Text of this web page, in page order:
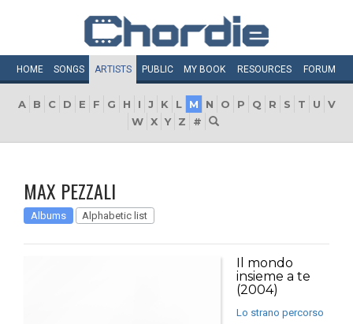
HOME SONGS ARTISTS PUBLIC MY BOOK RESOURCES FORUM
A B C D E F G H I J K L M N O P Q R S T U
V
W X Y Z #
MAX PEZZALI
Albums Alphabetic list
Il mondo
insieme a te
(2004)
Lo strano percorso